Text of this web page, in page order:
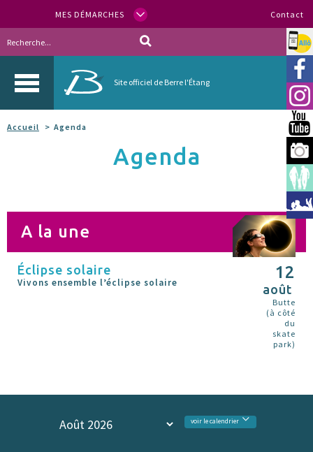
MES DÉMARCHES Contact
Site officiel de Berre l'Étang
Allo
Accueil Agenda
Agenda
A la une
Éclipse solaire
Vivons ensemble l’éclipse solaire
12
août
Butte
(à côté
du
skate
park)
voir le calendrier